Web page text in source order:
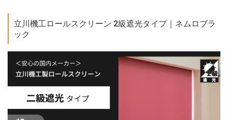
立川機工ロールスクリーン 2級遮光タイプ｜ネムロブラ
ック